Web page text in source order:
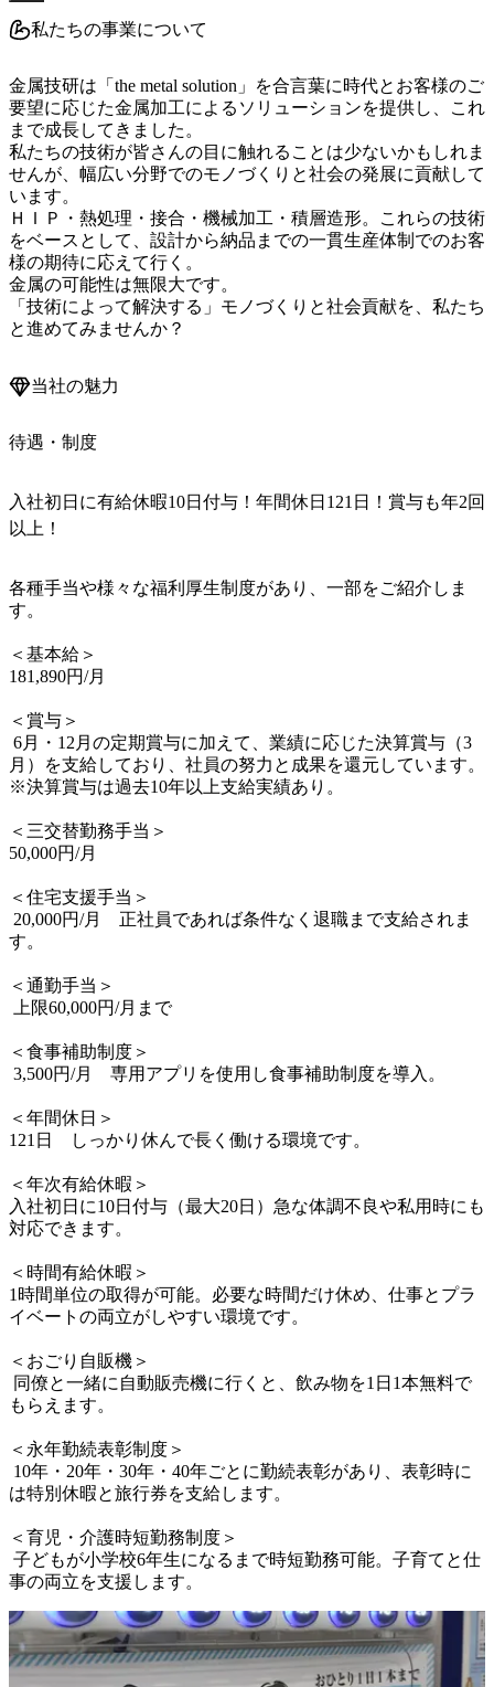
私たちの事業について
金属技研は「the metal solution」を合言葉に時代とお客様のご
要望に応じた金属加工によるソリューションを提供し、これ
まで成長してきました。
私たちの技術が皆さんの目に触れることは少ないかもしれま
せんが、幅広い分野でのモノづくりと社会の発展に貢献して
います。
ＨＩＰ・熱処理・接合・機械加工・積層造形。これらの技術
をベースとして、設計から納品までの一貫生産体制でのお客
様の期待に応えて行く。
金属の可能性は無限大です。
「技術によって解決する」モノづくりと社会貢献を、私たち
と進めてみませんか？
当社の魅力
待遇・制度
入社初日に有給休暇10日付与！年間休日121日！賞与も年2回
以上！
各種手当や様々な福利厚生制度があり、一部をご紹介しま
す。
＜基本給＞
181,890円/月
＜賞与＞
月）を支給しており、社員の努力と成果を還元しています。
※決算賞与は過去10年以上支給実績あり。
＜三交替勤務手当＞
50,000円/月
＜住宅支援手当＞
す。
＜通勤手当＞
＜食事補助制度＞
＜年間休日＞
121日　しっかり休んで長く働ける環境です。
＜年次有給休暇＞
入社初日に10日付与（最大20日）急な体調不良や私用時にも
対応できます。
＜時間有給休暇＞
1時間単位の取得が可能。必要な時間だけ休め、仕事とプラ
イベートの両立がしやすい環境です。
＜おごり自販機＞
もらえます。
＜永年勤続表彰制度＞
は特別休暇と旅行券を支給します。
＜育児・介護時短勤務制度＞
事の両立を支援します。